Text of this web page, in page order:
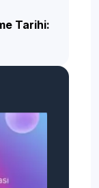
Tarihi: